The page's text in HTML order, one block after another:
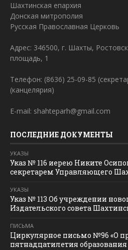
Шахтинская епархия
Донская митрополия
Русская Православная Церковь
Адрес: 346500, г. Шахты,
площадь, 1
Телефон: (8636) 25-09-85
(канцелярия)
E-mail: shahteparh@gmail.com
ПОСЛЕДНИЕ ДОКУМЕНТЫ
УКАЗЫ
Указ № 116 иерею Никите
секретарем Управляющего
УКАЗЫ
Указ № 113 Об учреждении
Издательского совета
ПИСЬМА
Циркулярное письмо №96 «О
пятнадцатилетия